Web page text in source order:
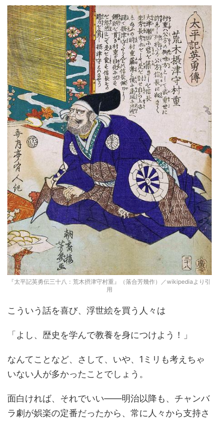
『太平記英勇伝三十八：荒木摂津守村重』（落合芳幾作）／wikipediaより引
用
こういう話を喜び、浮世絵を買う人々は
「よし、歴史を学んで教養を身につけよう！」
なんてことなど、さして、いや、1ミリも考えちゃ
いない人が多かったことでしょう。
面白ければ、それでいい――明治以降も、チャンバ
ラ劇が娯楽の定番だったから、常に人々から支持さ